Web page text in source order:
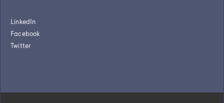
LinkedIn
Facebook
Twitter